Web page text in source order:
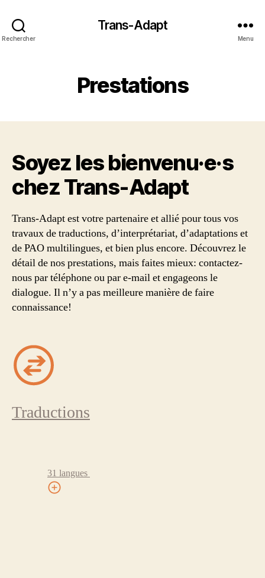
Rechercher
Trans-Adapt
Menu
Prestations
Soyez les bienvenu·e·s
chez Trans‑Adapt
Trans-Adapt est votre partenaire et allié pour tous vos
travaux de traductions, d’interprétariat, d’adaptations et
de PAO multilingues, et bien plus encore. Découvrez le
détail de nos prestations, mais faites mieux: contactez-
nous par téléphone ou par e-mail et engageons le
dialogue. Il n’y a pas meilleure manière de faire
connaissance!
Traductions
31 langues